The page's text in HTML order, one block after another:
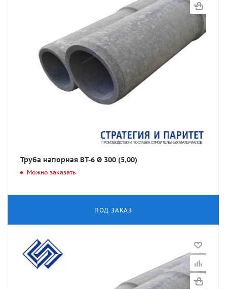
Труба напорная ВТ-6 Ø 300 (5,00)
Можно заказать
ПОД ЗАКАЗ